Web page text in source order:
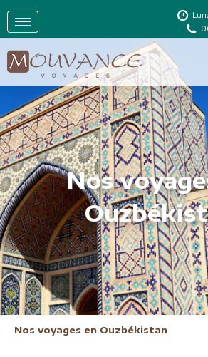
Nos
Nos voyages en Ouzbékistan